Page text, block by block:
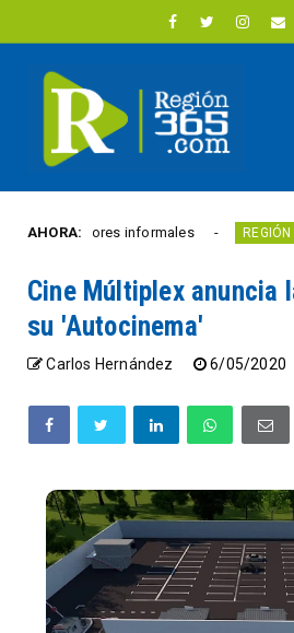
AHORA:informales REGIÓN
Cine Múltiplex anuncia
su 'Autocinema'
Carlos Hernández 6/05/2020